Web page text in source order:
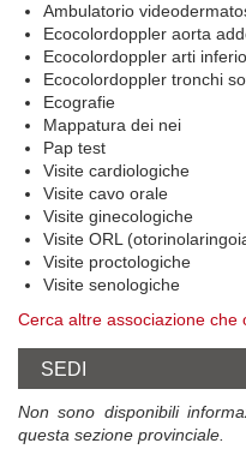
Ambulatorio
Ecocolordoppler aorta
Ecocolordoppler arti
Ecocolordoppler tronchi
Ecografie
Mappatura dei nei
Pap test
Visite cardiologiche
Visite cavo orale
Visite ginecologiche
Visite ORL
Visite proctologiche
Visite senologiche
Cerca altre associazione
SEDI
Non sono disponibili
questa sezione provinciale.